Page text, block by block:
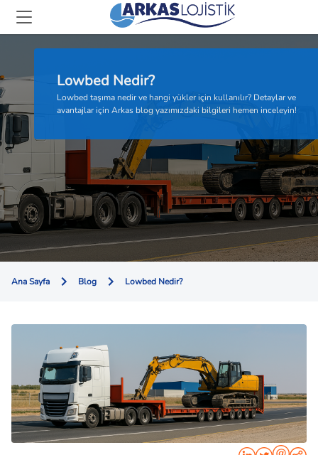
Lowbed Nedir?
Lowbed taşıma nedir ve hangi yükler için kullanılır? Detaylar ve
avantajlar için Arkas blog yazımızdaki bilgileri hemen inceleyin!
Ana Sayfa Blog Lowbed Nedir?